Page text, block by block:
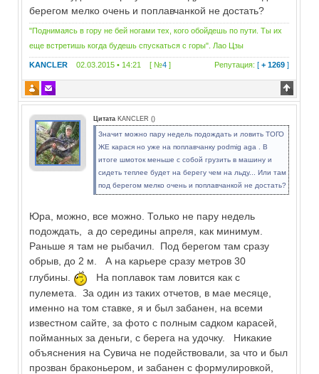
берегом мелко очень и поплавчанкой не достать?
"Поднимаясь в гору не бей ногами тех, кого обойдешь по пути. Ты их
еще встретишь когда будешь спускаться с горы". Лао Цзы
KANCLER 02.03.2015 • 14:21 [ №4 ] Репутация: [+ 1269 ]
Цитата KANCLER ()
Значит можно пару недель подождать и ловить ТОГО
ЖЕ карася но уже на поплавчанку podmig aga . В
итоге шмоток меньше с собой грузить в машину и
сидеть теплее будет на берегу чем на льду... Или там
под берегом мелко очень и поплавчанкой не достать?
Юра, можно, все можно. Только не пару недель
подождать, а до середины апреля, как минимум.
Раньше я там не рыбачил. Под берегом там сразу
обрыв, до 2 м. А на карьере сразу метров 30
глубины.
На поплавок там ловится как с
пулемета. За один из таких отчетов, в мае месяце,
именно на том ставке, я и был забанен, на всеми
известном сайте, за фото с полным садком карасей,
пойманных за деньги, с берега на удочку. Никакие
объяснения на Сувича не подействовали, за что и был
прозван браконьером, и забанен с формулировкой,